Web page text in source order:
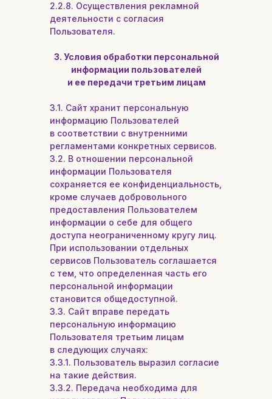
2.2.8. Осуществления рекламной
деятельности с согласия
Пользователя.
3. Условия обработки персональной
информации пользователей
и ее передачи третьим лицам
3.1. Сайт хранит персональную
информацию Пользователей
в соответствии с внутренними
регламентами конкретных сервисов.
3.2. В отношении персональной
информации Пользователя
сохраняется ее конфиденциальность,
кроме случаев добровольного
предоставления Пользователем
информации о себе для общего
доступа неограниченному кругу лиц.
При использовании отдельных
сервисов Пользователь соглашается
с тем, что определенная часть его
персональной информации
становится общедоступной.
3.3. Сайт вправе передать
персональную информацию
Пользователя третьим лицам
в следующих случаях:
3.3.1. Пользователь выразил согласие
на такие действия.
3.3.2. Передача необходима для